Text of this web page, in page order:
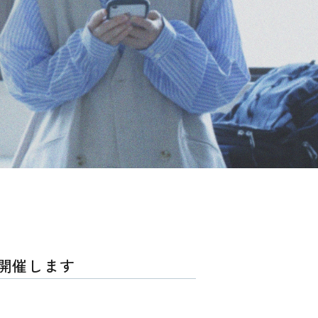
催します